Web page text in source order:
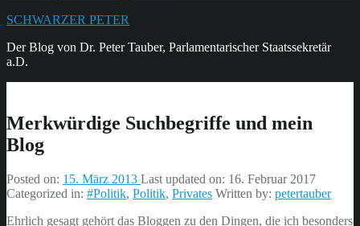
SCHWARZER PETER
Der Blog von Dr. Peter Tauber, Parlamentarischer Staatssekretär
a.D.
Merkwürdige Suchbegriffe und mein
Blog
Posted on: 15. März 2013 Last updated on: 16. Februar 2017
Categorized in: #Politik, Politik, Privates Written by: petertauber
Ehrlich gesagt gehört das Bloggen zu den Dingen, die ich besonders